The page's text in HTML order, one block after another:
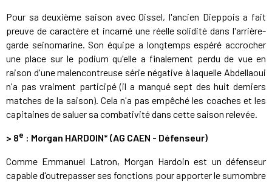
Pour sa deuxième saison avec Oissel, l'ancien Dieppois a fait
preuve de caractère et incarné une réelle solidité dans l'arrière-
garde seinomarine. Son équipe a longtemps espéré accrocher
une place sur le podium qu'elle a finalement perdu de vue en
raison d'une malencontreuse série négative à laquelle Abdellaoui
n'a pas vraiment participé (il a manqué sept des huit derniers
matches de la saison). Cela n'a pas empêché les coaches et les
capitaines de saluer sa combativité dans cette saison relevée.
> 8e : Morgan HARDOIN* (AG CAEN - Défenseur)
Comme Emmanuel Latron, Morgan Hardoin est un défenseur
capable d'outrepasser ses fonctions pour apporter le surnombre